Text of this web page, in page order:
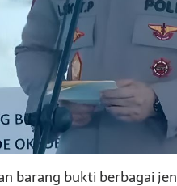
barang bukti berbagai